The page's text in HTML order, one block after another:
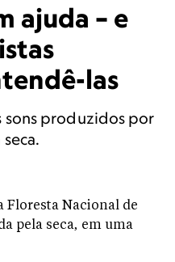
ajuda – e
las
sons produzidos por